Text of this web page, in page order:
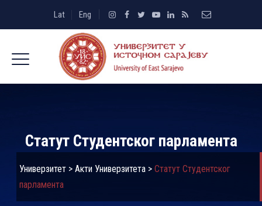
Lat Eng
Статут Студентског парламента
Универзитет> Акти Универзитета> Статут Студентског
парламента